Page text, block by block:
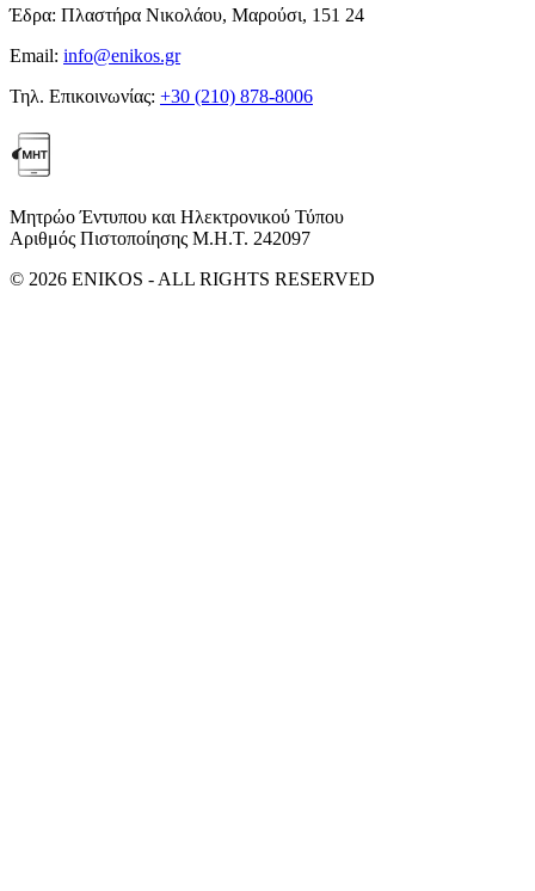
Έδρα: Πλαστήρα Νικολάου, Μαρούσι, 151 24
Email: info@enikos.gr
Τηλ. Επικοινωνίας: +30 (210) 878-8006
Μητρώο Έντυπου και Ηλεκτρονικού Τύπου
Αριθμός Πιστοποίησης Μ.Η.Τ. 242097
© 2026 ENIKOS - ALL RIGHTS RESERVED